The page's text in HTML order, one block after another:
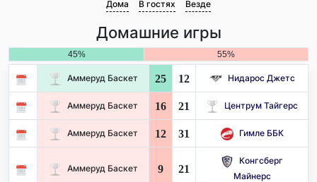
Дома В гостях Везде
Домашние игры
45% 55%
Аммеруд Баскет 25 12 Нидарос Джетс
Аммеруд Баскет 16 21 Центрум Тайгерс
Аммеруд Баскет 12 31 Гимле ББК
Аммеруд Баскет 9 21
Конгсберг
Майнерс